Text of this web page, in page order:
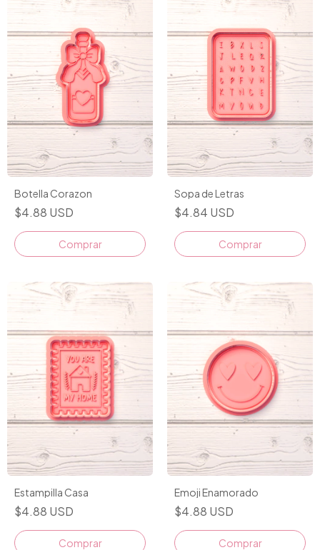
Botella Corazon
$4.88 USD
Comprar
Sopa de Letras
$4.84 USD
Comprar
Estampilla Casa
$4.88 USD
Comprar
Emoji Enamorado
$4.88 USD
Comprar